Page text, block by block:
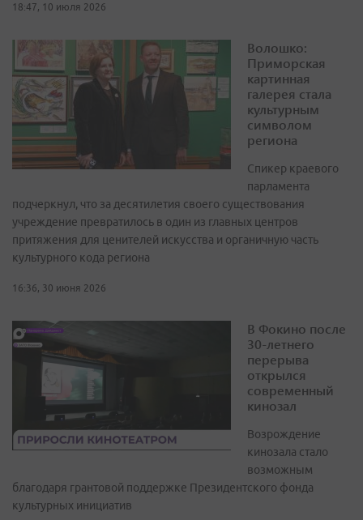
18:47, 10 июля 2026
Волошко:
Приморская
картинная
галерея стала
культурным
символом
региона
Спикер краевого
парламента
подчеркнул, что за десятилетия своего существования
учреждение превратилось в один из главных центров
притяжения для ценителей искусства и органичную часть
культурного кода региона
16:36, 30 июня 2026
В Фокино после
30-летнего
перерыва
открылся
современный
кинозал
Возрождение
кинозала стало
возможным
благодаря грантовой поддержке Президентского фонда
культурных инициатив